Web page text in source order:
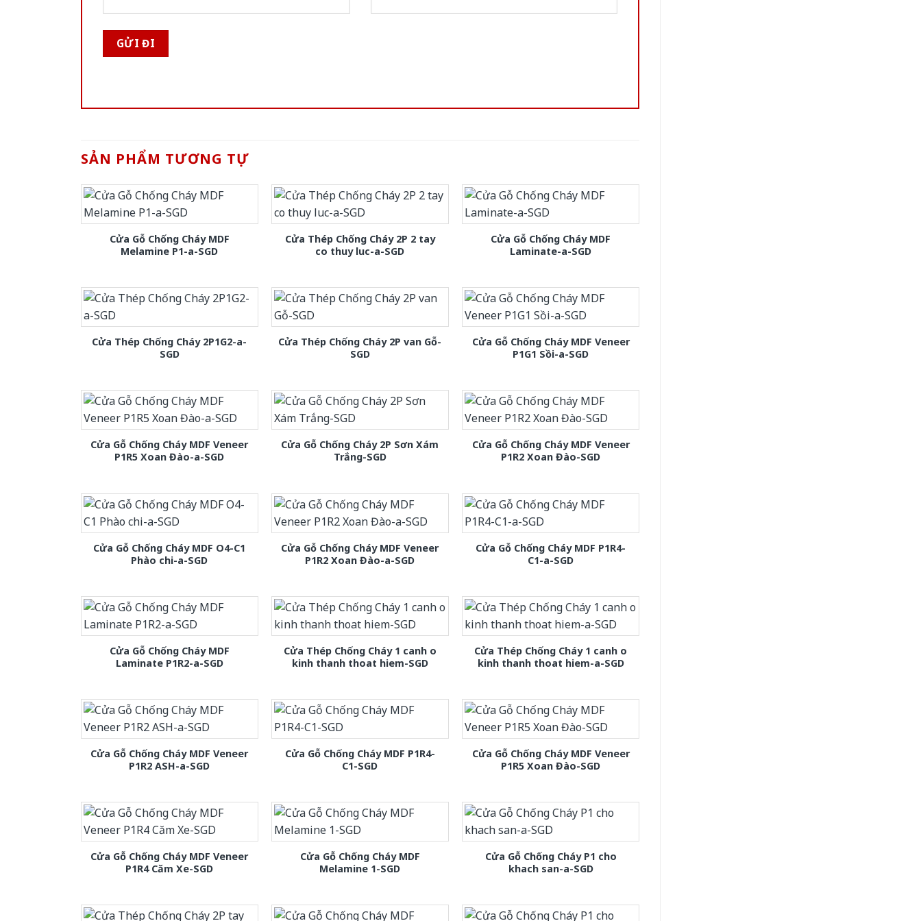
SẢN PHẨM TƯƠNG TỰ
Cửa Gỗ Chống Cháy MDF
Melamine P1-a-SGD
Cửa Thép Chống Cháy 2P 2 tay
co thuy luc-a-SGD
Cửa Gỗ Chống Cháy MDF
Laminate-a-SGD
Cửa Thép Chống Cháy 2P1G2-a-
SGD
Cửa Thép Chống Cháy 2P van Gỗ-
SGD
Cửa Gỗ Chống Cháy MDF Veneer
P1G1 Sồi-a-SGD
Cửa Gỗ Chống Cháy MDF Veneer
P1R5 Xoan Đào-a-SGD
Cửa Gỗ Chống Cháy 2P Sơn Xám
Trắng-SGD
Cửa Gỗ Chống Cháy MDF Veneer
P1R2 Xoan Đào-SGD
Cửa Gỗ Chống Cháy MDF O4-C1
Phào chi-a-SGD
Cửa Gỗ Chống Cháy MDF Veneer
P1R2 Xoan Đào-a-SGD
Cửa Gỗ Chống Cháy MDF P1R4-
C1-a-SGD
Cửa Gỗ Chống Cháy MDF
Laminate P1R2-a-SGD
Cửa Thép Chống Cháy 1 canh o
kinh thanh thoat hiem-SGD
Cửa Thép Chống Cháy 1 canh o
kinh thanh thoat hiem-a-SGD
Cửa Gỗ Chống Cháy MDF Veneer
P1R2 ASH-a-SGD
Cửa Gỗ Chống Cháy MDF P1R4-
C1-SGD
Cửa Gỗ Chống Cháy MDF Veneer
P1R5 Xoan Đào-SGD
Cửa Gỗ Chống Cháy MDF Veneer
P1R4 Căm Xe-SGD
Cửa Gỗ Chống Cháy MDF
Melamine 1-SGD
Cửa Gỗ Chống Cháy P1 cho
khach san-a-SGD